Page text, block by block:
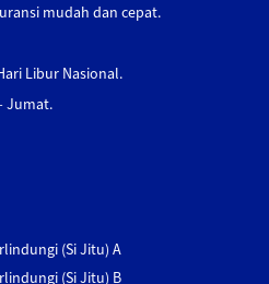
mudah dan cepat.
Libur Nasional.
Jumat.
(Si Jitu) A
(Si Jitu) B